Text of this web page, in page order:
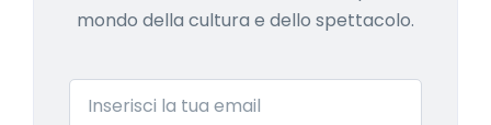
mondo della cultura e dello spettacolo.
Email